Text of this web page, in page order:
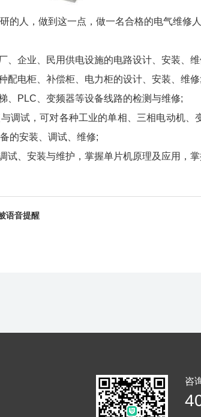
人，做到这一点，做一名合格的电气维修人
、企业、民用供电设施的电路设计、安装、维
配电柜、补偿柜、电力柜的设计、安装、维修;
、PLC、变频器等设备线路的检测与维修;
调试，可对各种工业的单相、三相电动机、
的安装、调试、维修;
、安装与维护，掌握单片机原理及应用，掌
语音提醒
咨